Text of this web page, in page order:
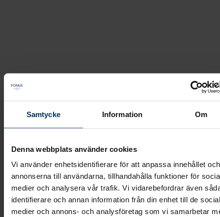
Samtycke Information Om
Denna webbplats använder cookies
Vi använder enhetsidentifierare för att anpassa innehållet och
annonserna till användarna, tillhandahålla funktioner för
medier och analysera vår trafik. Vi vidarebefordrar även
identifierare och annan information från din enhet till de
medier och annons- och analysföretag som vi samarbetar
Moa Heikkilä